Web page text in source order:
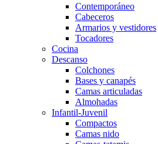
Contemporáneo
Cabeceros
Armarios y vestidores
Tocadores
Cocina
Descanso
Colchones
Bases y canapés
Camas articuladas
Almohadas
Infantil-Juvenil
Compactos
Camas nido